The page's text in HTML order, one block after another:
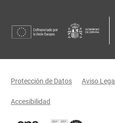
Menú legal
Protección de Datos Aviso Legal
Accesibilidad